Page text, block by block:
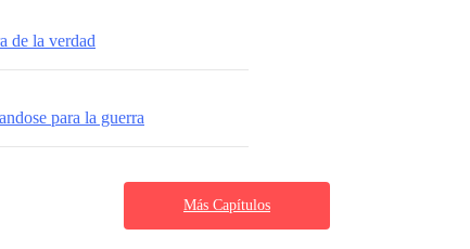
de la verdad
para la guerra
Más Capítulos